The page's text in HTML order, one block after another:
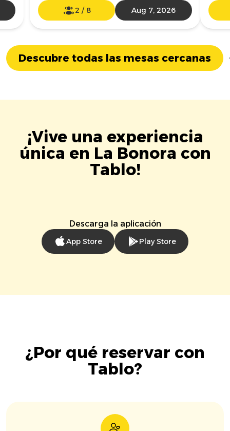
2 / 8 Aug 7, 2026
Descubre todas las mesas cercanas
¡Vive una experiencia
única en La Bonora con
Tablo!
Descarga la aplicación
App Store Play Store
¿Por qué reservar con
Tablo?